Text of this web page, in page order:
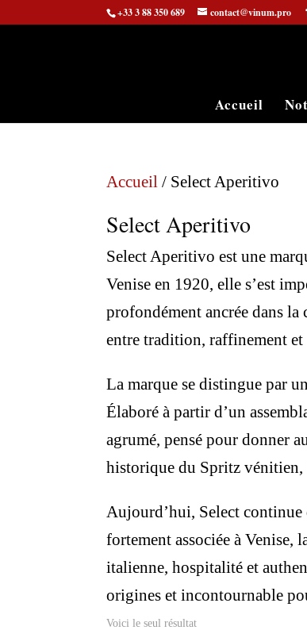
+33 3 88 350 689 contact@vinum.pro
Accueil
Accueil / Select Aperitivo
Select Aperitivo
Select Aperitivo est une
Venise en 1920, elle s’est
profondément ancrée dans
entre tradition, raffinement
La marque se distingue par
Élaboré à partir d’un
agrumé, pensé pour donner
historique du Spritz vénitien,
Aujourd’hui, Select
fortement associée à
italienne, hospitalité et
origines et incontournable
Voici le seul résultat